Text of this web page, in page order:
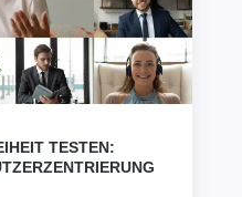
TESTEN: